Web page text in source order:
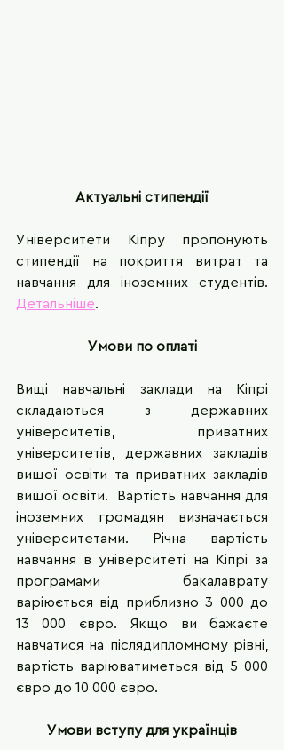
Актуальні стипендії
Університети Кіпру пропонують
стипендії на покриття витрат та
Детальніше.
Умови по оплаті
Вищі навчальні заклади на Кіпрі
складаються з державних
університетів, приватних
університетів, державних закладів
вищої освіти та приватних закладів
вищої освіти.  Вартість навчання для
іноземних громадян визначається
університетами. Річна вартість
навчання в університеті на Кіпрі за
програмами бакалаврату
варіюється від приблизно 3 000 до
13 000 євро. Якщо ви бажаєте
навчатися на післядипломному рівні,
вартість варіюватиметься від 5 000
євро до 10 000 євро.
Умови вступу для українців